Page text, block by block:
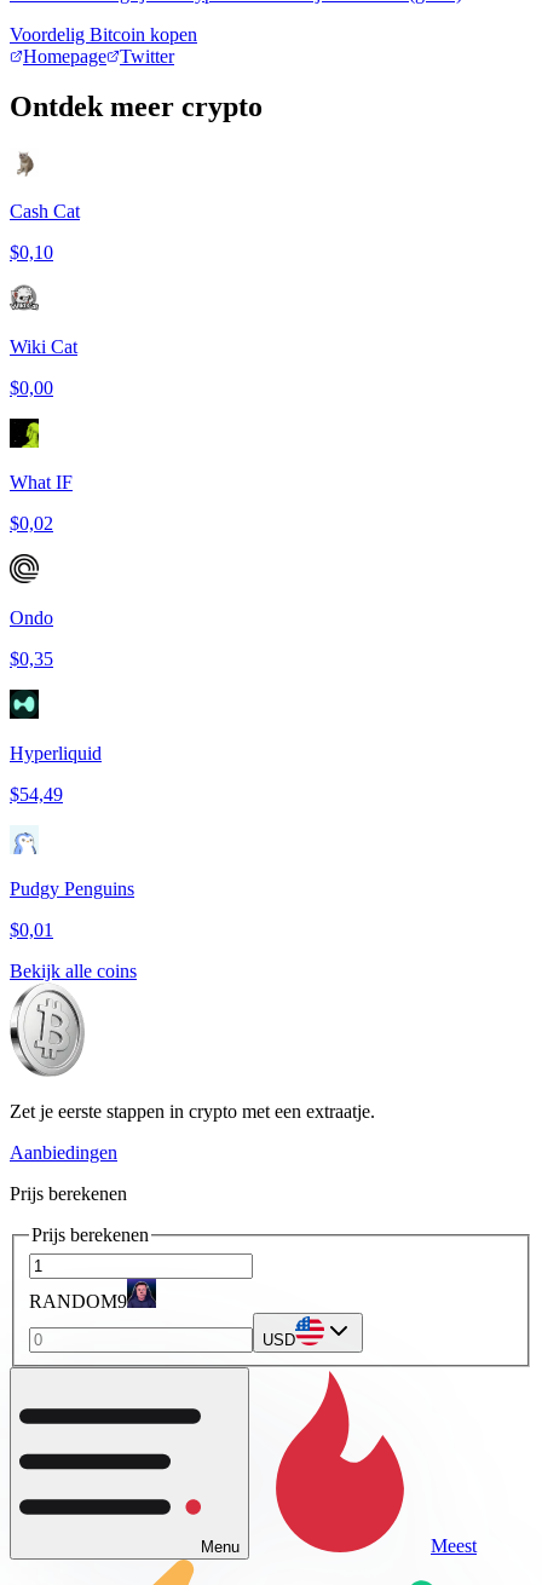
Voordelig Bitcoin kopen
Homepage
Twitter
Ontdek meer crypto
Cash Cat
$0,10
Wiki Cat
$0,00
What IF
$0,02
Ondo
$0,35
Hyperliquid
$54,49
Pudgy Penguins
$0,01
Bekijk alle coins
Zet je eerste stappen in crypto met een extraatje.
Aanbiedingen
Prijs berekenen
Prijs berekenen
RANDOM9
USD
Menu Meest